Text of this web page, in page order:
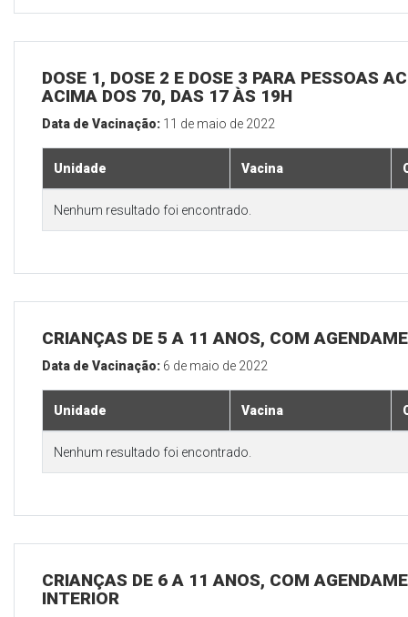
DOSE 1, DOSE 2 E DOSE 3 PARA PESSOAS
ACIMA DOS 70, DAS 17 ÀS 19H
Data de Vacinação: 11 de maio de 2022
Unidade Vacina
Nenhum resultado foi encontrado.
CRIANÇAS DE 5 A 11 ANOS, COM
Data de Vacinação: 6 de maio de 2022
Unidade Vacina
Nenhum resultado foi encontrado.
CRIANÇAS DE 6 A 11 ANOS, COM
INTERIOR